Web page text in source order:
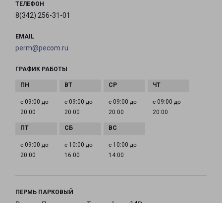
ТЕЛЕФОН
8(342) 256-31-01
EMAIL
perm@pecom.ru
ГРАФИК РАБОТЫ
с 09:00 до
20:00
с 09:00 до
20:00
с 09:00 до
20:00
с 09:00 до
20:00
с 09:00 до
20:00
с 10:00 до
16:00
с 10:00 до
14:00
ПЕРМЬ ПАРКОВЫЙ